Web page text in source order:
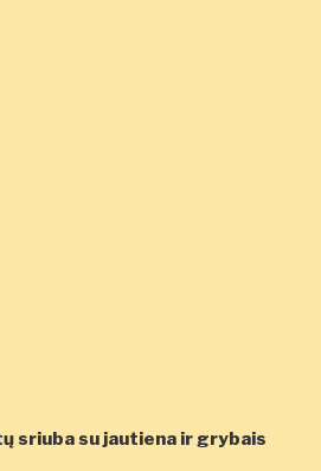
sriuba su jautiena ir grybais